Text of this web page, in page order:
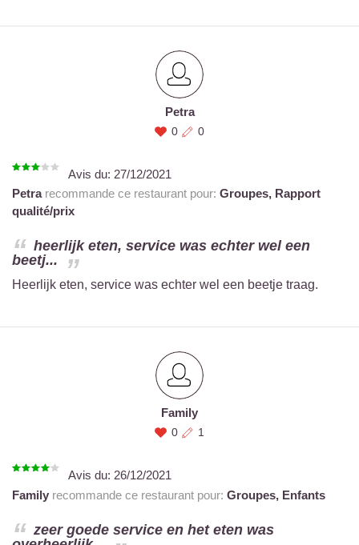
Petra
0 0
Avis du: 27/12/2021
Petrarecommande ce restaurant pour: Groupes, Rapport
qualité/prix
heerlijk eten, service was echter wel een
beetj...
Heerlijk eten, service was echter wel een beetje traag.
Family
0 1
Avis du: 26/12/2021
Family recommande ce restaurant pour: Groupes, Enfants
zeer goede service en het eten was